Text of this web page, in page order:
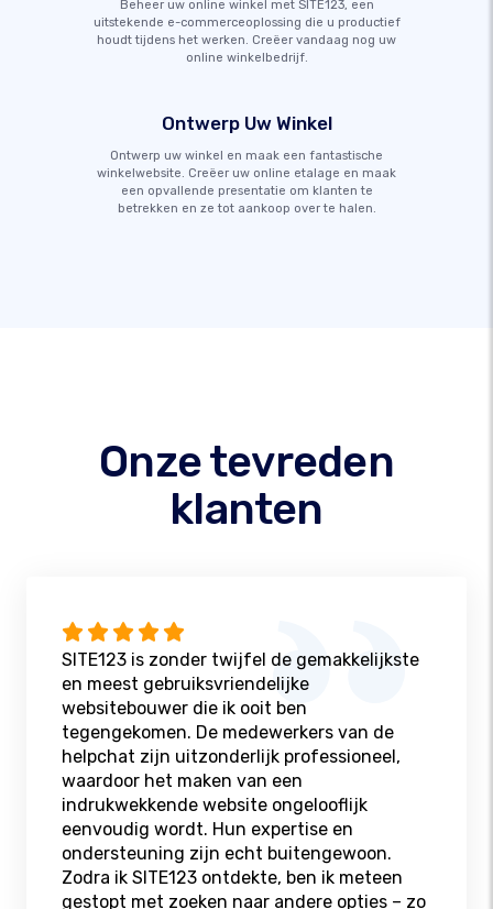
Beheer uw online winkel met SITE123, een
uitstekende e-commerceoplossing die u productief
houdt tijdens het werken. Creëer vandaag nog uw
online winkelbedrijf.
Ontwerp Uw Winkel
Ontwerp uw winkel en maak een fantastische
winkelwebsite. Creëer uw online etalage en maak
een opvallende presentatie om klanten te
betrekken en ze tot aankoop over te halen.
Onze tevreden
klanten
SITE123 is zonder twijfel de gemakkelijkste
en meest gebruiksvriendelijke
websitebouwer die ik ooit ben
tegengekomen. De medewerkers van de
helpchat zijn uitzonderlijk professioneel,
waardoor het maken van een
indrukwekkende website ongelooflijk
eenvoudig wordt. Hun expertise en
ondersteuning zijn echt buitengewoon.
Zodra ik SITE123 ontdekte, ben ik meteen
gestopt met zoeken naar andere opties – zo